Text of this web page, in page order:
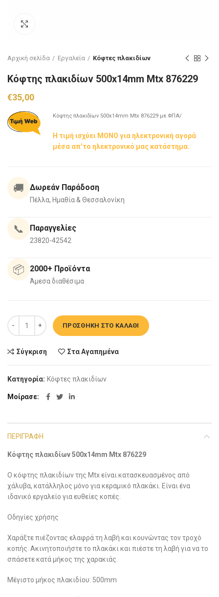
Αρχική σελίδα Εργαλεία Κόφτες πλακιδίων
Κόφτης πλακιδίων 500x14mm Mtx 876229
€35,00
Κόφτης πλακιδίων 500x14mm Mtx 876229 με ΦΠΑ/
Η τιμή ισχύει ΜΟΝΟ για ηλεκτρονική αγορά
μέσα απ’το ηλεκτρονικό μας κατάστημα.
🚚 Δωρεάν Παράδοση
Πέλλα, Ημαθία & Θεσσαλονίκη
📞 Παραγγελίες
23820-42542
📦 2000+ Προϊόντα
Άμεσα διαθέσιμα
Κόφτης πλακιδίων 500x14mm Mtx 876229 ποσότητα
ΠΡΟΣΘΉΚΗ ΣΤΟ ΚΑΛΆΘΙ
Σύγκριση Στα Αγαπημένα
Κατηγορία: Κόφτες πλακιδίων
Μοίρασε
ΠΕΡΙΓΡΑΦΉ
Κόφτης πλακιδίων 500x14mm Mtx 876229
Ο κόφτης πλακιδίων της Mtx είναι κατασκευασμένος από
χάλυβα, κατάλληλος μόνο για κεραμικό πλακάκι. Είναι ένα
ιδανικό εργαλείο για ευθείες κοπές.
Οδηγίες χρήσης
Χαράξτε πιέζοντας ελαφρά τη λαβή και κουνώντας τον τροχό
κοπής. Ακινητοποιήστε το πλακάκι και πιέστε τη λαβή για να το
σπάσετε κατά μήκος της χαρακιάς.
Μέγιστο μήκος πλακιδίου: 500mm